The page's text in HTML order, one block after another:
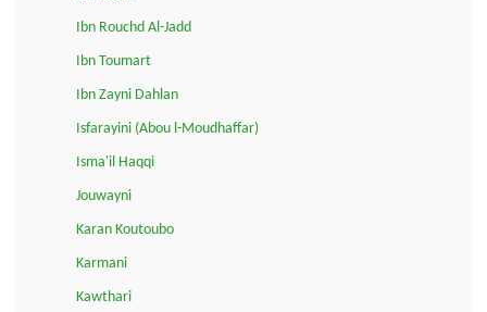
Ibn Rouchd Al-Jadd
Ibn Toumart
Ibn Zayni Dahlan
Isfarayini (Abou l-Moudhaffar)
Isma'il Haqqi
Jouwayni
Karan Koutoubo
Karmani
Kawthari